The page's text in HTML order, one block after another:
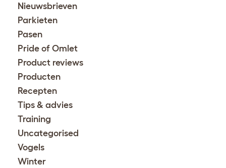
Nieuwsbrieven
Parkieten
Pasen
Pride of Omlet
Product reviews
Producten
Recepten
Tips & advies
Training
Uncategorised
Vogels
Winter